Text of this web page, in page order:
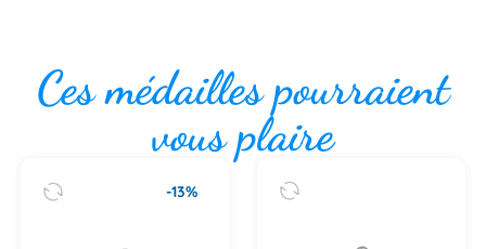
Ces médailles pourraient
vous plaire
-13%